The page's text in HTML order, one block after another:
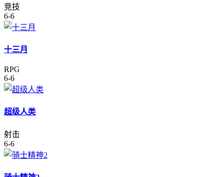
竞技
6-6
十三月
RPG
6-6
超级人类
射击
6-6